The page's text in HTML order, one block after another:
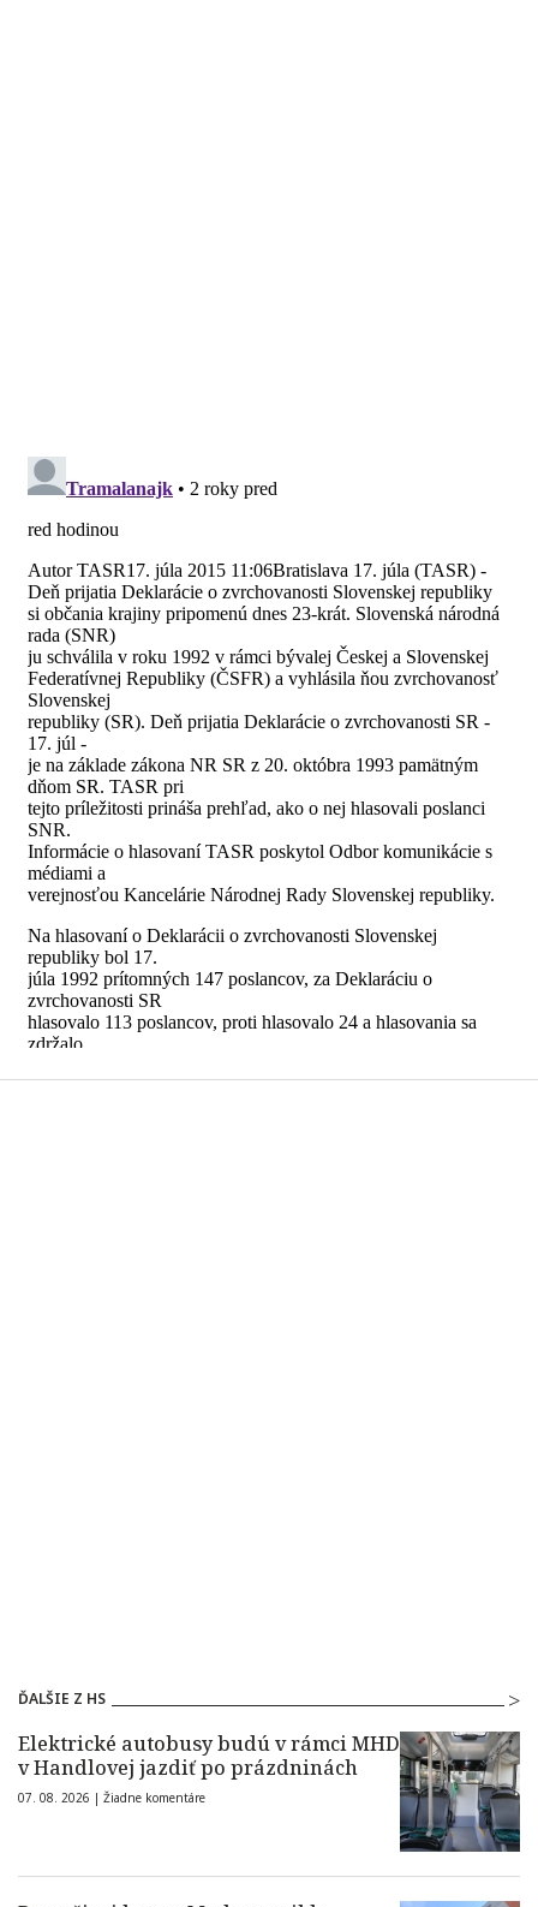
ĎALŠIE Z HS
Elektrické autobusy budú v rámci MHD
v Handlovej jazdiť po prázdninách
07. 08. 2026 | Žiadne komentáre